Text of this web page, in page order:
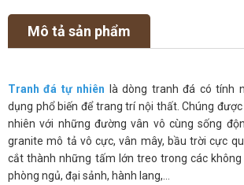
Mô tả sản phẩm
Tranh đá tự nhiên là dòng tranh đá có tính
dụng phổ biến để trang trí nội thất. Chúng
nhiên với những đường vân vô cùng sống
granite mô tả vô cực, vân mây, bầu trời cực
cắt thành những tấm lớn treo trong các không
phòng ngủ, đại sảnh, hành lang,…